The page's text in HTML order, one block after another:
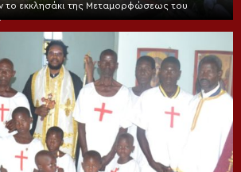
το εκκλησάκι της Μεταμορφώσεως του